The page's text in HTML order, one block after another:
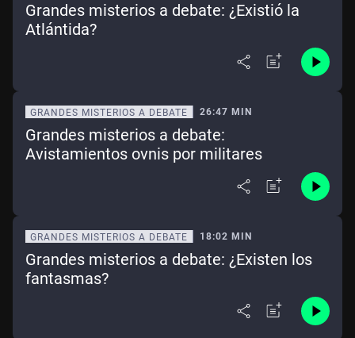
Grandes misterios a debate: ¿Existió la
Atlántida?
GRANDES MISTERIOS A DEBATE 26:47 MIN
Grandes misterios a debate:
Avistamientos ovnis por militares
GRANDES MISTERIOS A DEBATE 18:02 MIN
Grandes misterios a debate: ¿Existen los
fantasmas?